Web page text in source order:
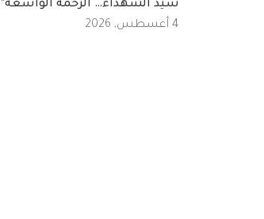
سيد الشهداء… الرحمة الواسعة”
4 أغسطس, 2026